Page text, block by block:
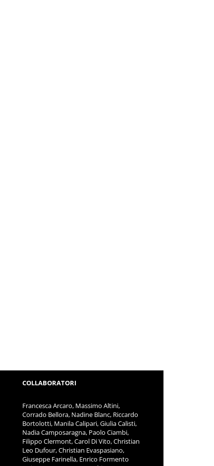
COLLABORATORI
Francesca Arcaro, Massimo Altini,
Corrado Bellora, Nadine Blanc, Riccardo
Bortolotti, Manila Calipari, Giulia Calisti,
Nadia Camposaragna, Paolo Ciambi,
Filippo Clermont, Carol Di Vito, Christian
Leo Dufour, Christian Evaspasiano,
Giuseppe Farinella, Enrico Formento